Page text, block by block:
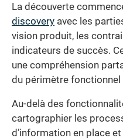
La découverte
discovery avec les
vision produit, les
indicateurs de succès.
une compréhension
du périmètre fonctionnel
Au-delà des
cartographier les
d’information en place